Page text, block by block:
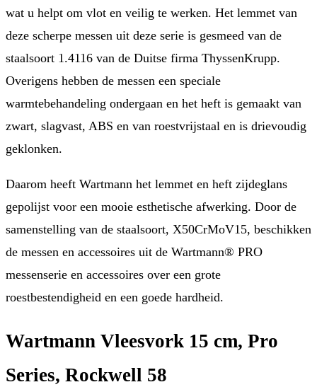
wat u helpt om vlot en veilig te werken. Het lemmet van
deze scherpe messen uit deze serie is gesmeed van de
staalsoort 1.4116 van de Duitse firma ThyssenKrupp.
Overigens hebben de messen een speciale
warmtebehandeling ondergaan en het heft is gemaakt van
zwart, slagvast, ABS en van roestvrijstaal en is drievoudig
geklonken.
Daarom heeft Wartmann het lemmet en heft zijdeglans
gepolijst voor een mooie esthetische afwerking. Door de
samenstelling van de staalsoort, X50CrMoV15, beschikken
de messen en accessoires uit de Wartmann® PRO
messenserie en accessoires over een grote
roestbestendigheid en een goede hardheid.
Wartmann Vleesvork 15 cm, Pro
Series, Rockwell 58